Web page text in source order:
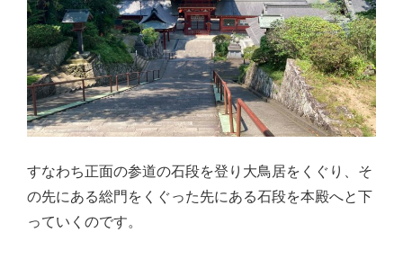
すなわち正面の参道の石段を登り大鳥居をくぐり、そ
の先にある総門をくぐった先にある石段を本殿へと下
っていくのです。